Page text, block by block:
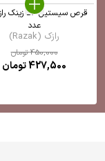
عدد
رازک (Razak)
450,000تومان
427,500تومان